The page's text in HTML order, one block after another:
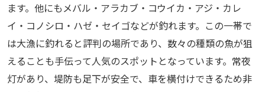
ます。他にもメバル・アラカブ・コウイカ・アジ・カレ
イ・コノシロ・ハゼ・セイゴなどが釣れます。この一帯で
は大漁に釣れると評判の場所であり、数々の種類の魚が狙
えることも手伝って人気のスポットとなっています。常夜
灯があり、堤防も足下が安全で、車を横付けできるため非